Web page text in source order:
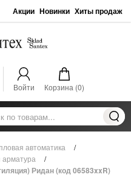
Акции Новинки Хиты продаж
Войти Корзина (0)
автоматика
/
арматура
/
Ридан (код 06583xxR)